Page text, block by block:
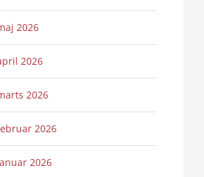
2026
2026
2026
2026
2026